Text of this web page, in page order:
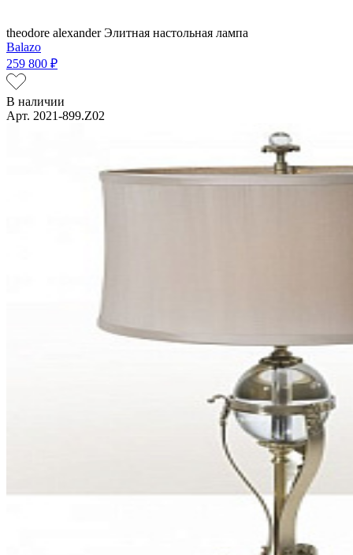
theodore alexanderЭлитная настольная лампа
Balazo
259 800 ₽
В наличии
Арт. 2021-899.Z02